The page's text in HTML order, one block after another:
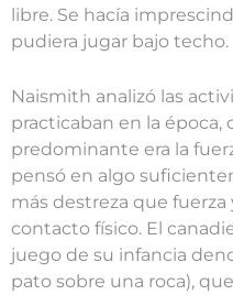
libre. Se hacía
pudiera jugar bajo techo.
Naismith analizó las
practicaban en la época,
predominante era la
pensó en algo
más destreza que
contacto físico. El
juego de su infancia
pato sobre una roca),